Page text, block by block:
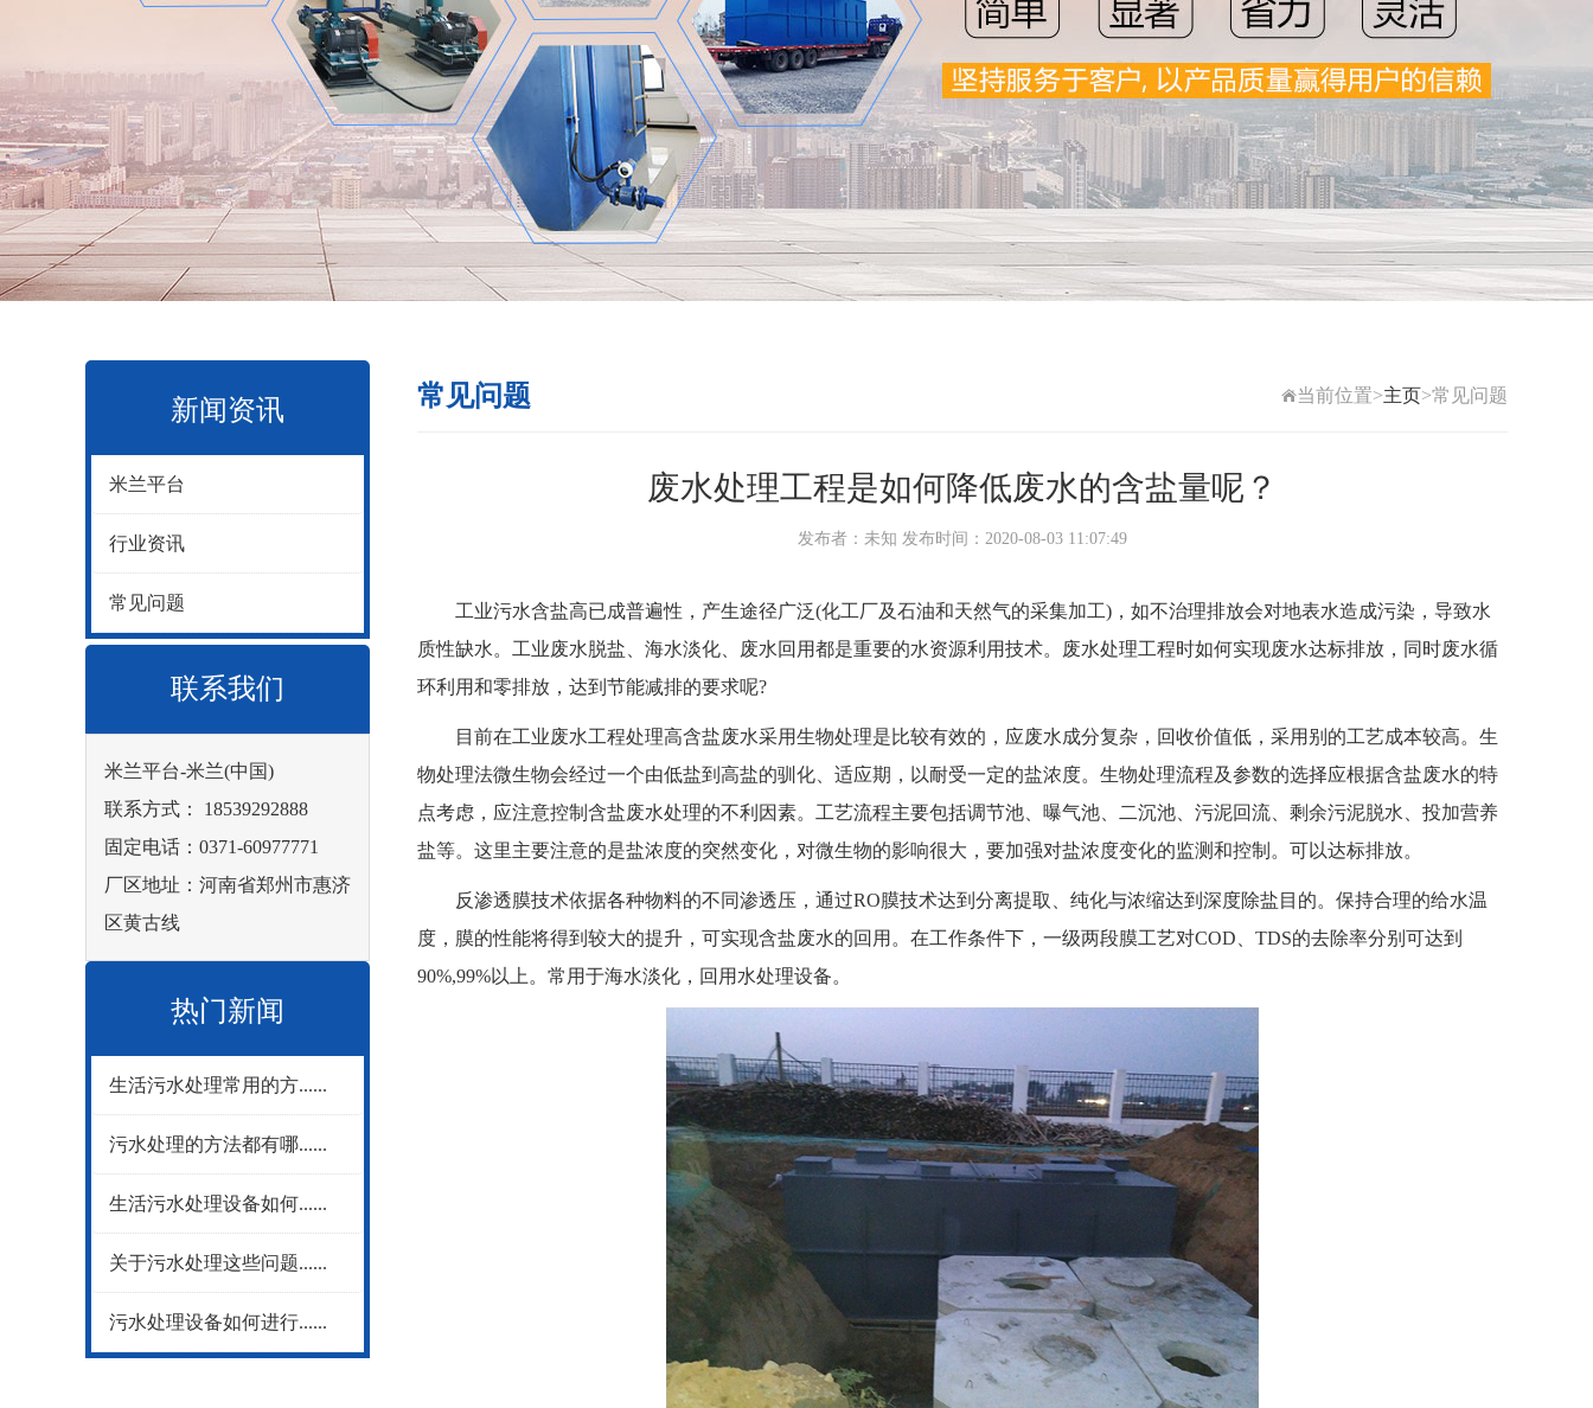
新闻资讯
米兰平台
行业资讯
常见问题
联系我们
米兰平台-米兰(中国)
联系方式： 18539292888
固定电话：0371-60977771
厂区地址：河南省郑州市惠济
区黄古线
热门新闻
生活污水处理常用的方......
污水处理的方法都有哪......
生活污水处理设备如何......
关于污水处理这些问题......
污水处理设备如何进行......
常见问题 当前位置>主页>常见问题
废水处理工程是如何降低废水的含盐量呢？
发布者：未知 发布时间：2020-08-03 11:07:49
工业污水含盐高已成普遍性，产生途径广泛(化工厂及石油和天然气的采集加工)，如不治理排放会对地表水造成污染，导致水
质性缺水。工业废水脱盐、海水淡化、废水回用都是重要的水资源利用技术。
废水处理工程时如何实现废水达标排放，同时废水循
环利用和零排放，达到节能减排的要求呢?
目前在工业废水工程处理高含盐废水采用生物处理是比较有效的，应废水成分复杂，回收价值低，采用别的工艺成本较高。生
物处理法微生物会经过一个由低盐到高盐的驯化、适应期，以耐受一定的盐浓度。生物处理流程及参数的选择应根据含盐废水的特
点考虑，应注意控制含盐废水处理的不利因素。工艺流程主要包括调节池、曝气池、二沉池、污泥回流、剩余污泥脱水、投加营养
盐等。这里主要注意的是盐浓度的突然变化，对微生物的影响很大，要加强对盐浓度变化的监测和控制。可以达标排放。
反渗透膜技术依据各种物料的不同渗透压，通过RO膜技术达到分离提取、纯化与浓缩达到深度除盐目的。保持合理的给水温
度，膜的性能将得到较大的提升，可实现含盐废水的回用。在工作条件下，一级两段膜工艺对COD、TDS的去除率分别可达到
90%,99%以上。常用于海水淡化，回用水处理设备。